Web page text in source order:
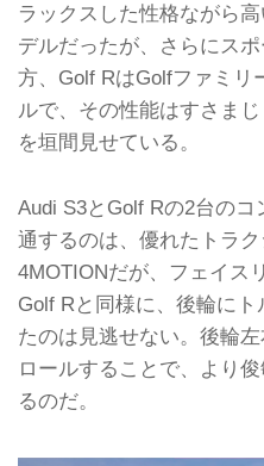
ラックスした性格ながら
デルだったが、さらにス
方、Golf RはGolfファミリ
ルで、その性能はすさま
を垣間見せている。
Audi S3とGolf Rの2台の
通するのは、優れたトラ
4MOTIONだが、フェイス
Golf Rと同様に、後輪に
たのは見逃せない。後輪
ロールすることで、より
るのだ。